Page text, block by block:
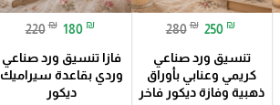
280 ₪ 250 ₪
تنسيق ورد صناعي
كريمي وعنابي بأوراق
ذهبية وفازة ديكور فاخر
220 ₪ 180 ₪
فازا تنسيق ورد صناعي
وردي بقاعدة سيراميك
ديكور